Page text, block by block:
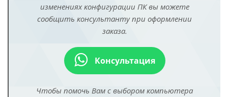
изменениях конфигурации ПК вы можете
сообщить консультанту при оформлении
заказа.
Консультация
Чтобы помочь Вам с выбором компьютера